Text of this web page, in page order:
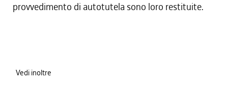
provvedimento di autotutela sono loro restituite.
Vedi inoltre